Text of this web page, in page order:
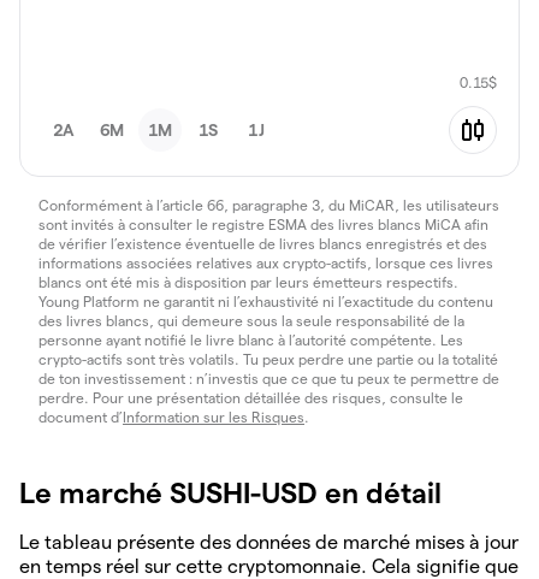
0.15$
2A 6M 1M 1S 1J
Conformément à l’article 66, paragraphe 3, du MiCAR, les utilisateurs
sont invités à consulter le registre ESMA des livres blancs MiCA afin
de vérifier l’existence éventuelle de livres blancs enregistrés et des
informations associées relatives aux crypto-actifs, lorsque ces livres
blancs ont été mis à disposition par leurs émetteurs respectifs.
Young Platform ne garantit ni l’exhaustivité ni l’exactitude du contenu
des livres blancs, qui demeure sous la seule responsabilité de la
personne ayant notifié le livre blanc à l’autorité compétente. Les
crypto-actifs sont très volatils. Tu peux perdre une partie ou la totalité
de ton investissement : n’investis que ce que tu peux te permettre de
perdre. Pour une présentation détaillée des risques, consulte le
document d’Information sur les Risques.
Le marché SUSHI-USD en détail
Le tableau présente des données de marché mises à jour
en temps réel sur cette cryptomonnaie. Cela signifie que